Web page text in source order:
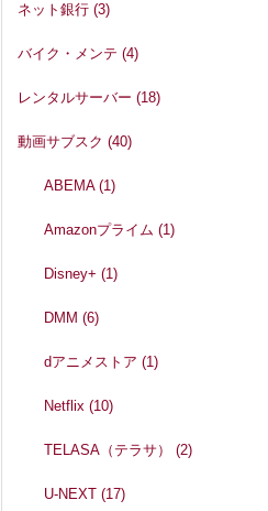
ネット銀行 (3)
バイク・メンテ (4)
レンタルサーバー (18)
動画サブスク (40)
ABEMA(1)
Amazonプライム(1)
Disney+(1)
DMM(6)
dアニメストア(1)
Netflix(10)
TELASA（テラサ）(2)
U-NEXT(17)